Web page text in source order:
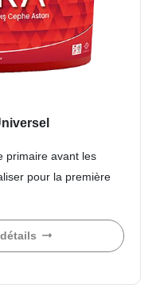
primaire avant les
pour la première